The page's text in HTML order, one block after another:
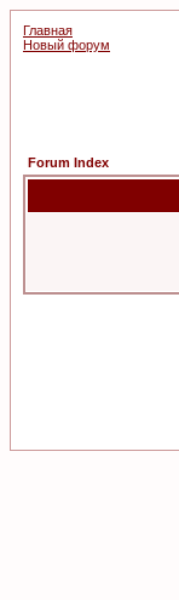
Главная
Новый форум
Forum Index